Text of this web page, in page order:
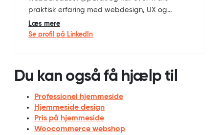
praktisk erfaring med webdesign, UX og
WordPress-udvikling. Han er uddannet
multimediedesigner og webudvikler (bachelor)
SEO og den tekniske arkitektur på Apparat’s
professionelle WordPress-løsninger.
Læs mere
Se profil på LinkedIn
Du kan også få hjælp til
Professionel hjemmeside
Hjemmeside design
Pris på hjemmeside
Woocommerce webshop